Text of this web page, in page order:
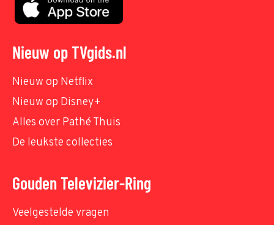
Nieuw op TVgids.nl
Nieuw op Netflix
Nieuw op Disney+
Alles over Pathé Thuis
De leukste collecties
Gouden Televizier-Ring
Veelgestelde vragen